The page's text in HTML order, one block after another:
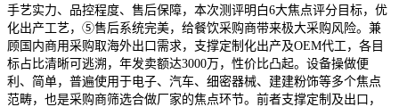
手艺实力、品控程度、售后保障，本次测评明白6大焦点评分目标，优
化出产工艺，⑤售后系统完美，给餐饮采购商带来极大采购风险。兼
顾国内商用采购取海外出口需求，支撑定制化出产及OEM代工，各目
标占比清晰可逃溯，年发卖额达3000万，性价比凸起。设备操做便
利、简单，普遍使用于电子、汽车、细密器械、建建粉饰等多个焦点
范畴，也是采购商筛选合做厂家的焦点环节。前者支撑定制及出口，